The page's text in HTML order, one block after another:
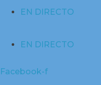
EN DIRECTO
EN DIRECTO
Facebook-f